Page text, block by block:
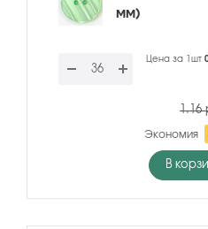
мм)
Цена за 1шт
1.16
Экономия
В